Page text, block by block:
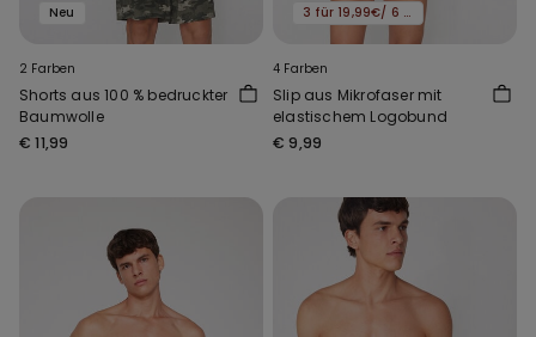
Neu
2 Farben
Shorts aus 100 % bedruckter
Baumwolle
€ 11,99
3 für 19,99€/ 6 für 29,99€
4 Farben
Slip aus Mikrofaser mit
elastischem Logobund
€ 9,99